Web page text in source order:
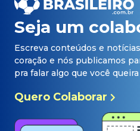
Seja um
Escreva conteúdos e
coração e nós publicamos
pra falar algo que você
Quero Colaborar